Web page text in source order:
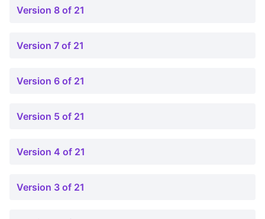
Version 8 of 21
Version 7 of 21
Version 6 of 21
Version 5 of 21
Version 4 of 21
Version 3 of 21